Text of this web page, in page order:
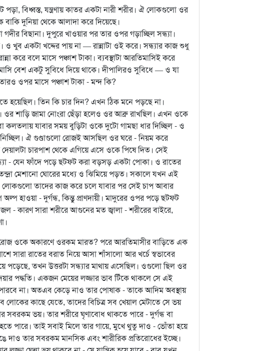
বিধ্বস্ত, যন্ত্রণায় কাতর একটা নারী শরীর। ঐ লোকগুলো ওর
বাকি দুনিয়া থেকে আলাদা করে দিয়েছে।
বিছানা। দুপুরে খাওয়ার পর তার ওপর গড়াচ্ছিল সন্ধ্যা।
ও খুব একটা খদ্দের পায় না — রান্নাটা ওই করে। সন্ধ্যার কাজ শুধু
করে বলে মাসে পঞ্চাশ টাকা। ব্যবস্থাটা আরতিমাসিই করে
বেশ একটু সুবিধে দিয়ে থাকে। দীপালিরও সুবিধে — ও যা
ওপর মাসে পঞ্চাশ টাকা - মন্দ কি?
হয়েছিল। তিন কি চার দিন? এখন ঠিক মনে পড়ছে না।
ওর শাড়ি জামা নোংরা ছেঁড়া হলেও ওর আব্রু রাখছিল। এখন ওকে
কলতলায় যাবার সময় বুড়িটা ওকে দুটো গামছা ধার দিচ্ছিল - ও
ঐ গুণ্ডাগুলো রোজই আসছিল ওর ঘরে - নিয়ম করে
চারপাশ থেকে এগিয়ে এসে ওকে পিষে দিত। সেই
- যেন ফাঁদে পড়ে ছটফট করা বড়সড় একটা পোকা। ও রাতের
মেশানো ঘোরের মধ্যে ও ঝিমিয়ে পড়ত। সকালে যখন এই
তাদের কাজ করে চলে যাবার পর সেই চাপ আবার
হাওয়া - দুর্গন্ধ, কিন্তু প্রাণদায়ী। মাদুরের ওপর পড়ে ছটফট
- কারণ সারা শরীরে আগুনের মত জ্বালা - শরীরের বাইরে,
ওকে অকারণে ওরকম মারত? পরে আরতিমাসীর বাড়িতে এক
সারা রাতের বরাত নিয়ে আসা শাঁসালো আর খর্চে স্বভাবের
পড়েছে, তখন উত্তরটা সন্ধ্যার মাথায় এসেছিল। ওগুলো ছিল ওর
পদ্ধতি। একজন মেয়ের লজ্জার ভাব টিঁকে থাকলে সে এই
না। অতএব কেড়ে নাও তার পোষাক - তাকে আদিম অবস্থায়
কাছে যেতে, তাদের বিচিত্র সব খেয়াল মেটাতে সে ভয়
সবরকম ভয়। তার শরীরে ঘৃণাবোধ থাকতে পারে - দুর্গন্ধ বা
হতে পারে। তাই সবাই মিলে তার গায়ে, মুখে থুতু দাও - ভোঁতা হয়ে
তার সবরকম মানসিক এবং শারীরিক প্রতিরোধের ইচ্ছে।